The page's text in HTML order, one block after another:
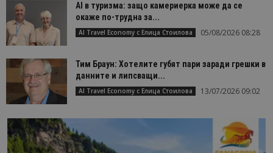
AI в туризма: защо камериерка може да се
окаже по-трудна за...
AI Travel Economy с Елица Стоилова 05/08/2026 08:28
Тим Браун: Хотелите губят пари заради грешки в
данните и липсващи...
AI Travel Economy с Елица Стоилова 13/07/2026 09:02